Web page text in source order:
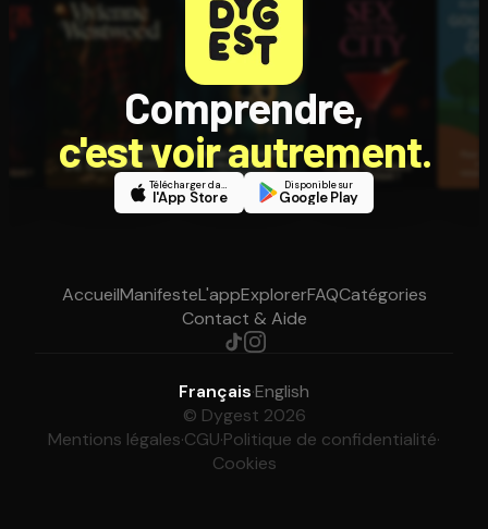
Comprendre,
c'est voir autrement.
Télécharger dans
l'App Store
Disponible sur
Google Play
AccueilManifesteL'appExplorerFAQCatégories
Contact & Aide
Français·English
© Dygest 2026
Mentions légales·CGU·Politique de confidentialité·
Cookies